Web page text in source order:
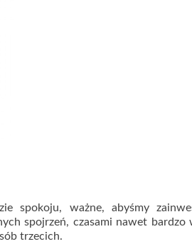
spokoju, ważne, abyśmy
spojrzeń, czasami nawet bardzo
trzecich.